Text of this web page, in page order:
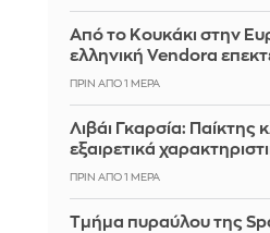
Από το Κουκάκι στην
ελληνική Vendora
ΠΡΙΝ ΑΠΌ 1 ΜΈΡΑ
Λιβάι Γκαρσία: Παίκτης
εξαιρετικά
ΠΡΙΝ ΑΠΌ 1 ΜΈΡΑ
Τμήμα πυραύλου της